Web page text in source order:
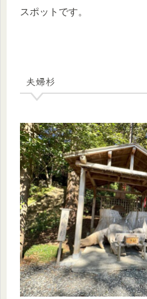
スポットです。
夫婦杉